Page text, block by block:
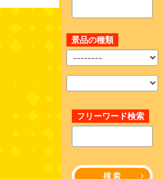
景品の種類
フリーワード検索